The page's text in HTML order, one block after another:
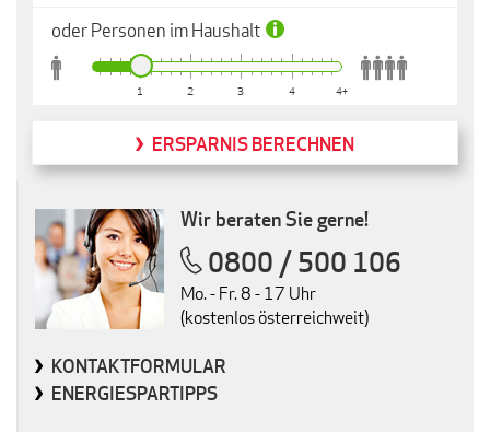
oder Personen im Haushalt
1 2 3 4 4+
ERSPARNIS BERECHNEN
Wir beraten Sie gerne!
0800 / 500 106
Mo. - Fr. 8 - 17 Uhr
(kostenlos österreichweit)
KONTAKTFORMULAR
ENERGIESPARTIPPS